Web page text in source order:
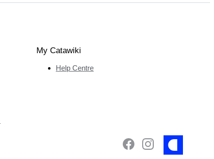
My Catawiki
Help Centre